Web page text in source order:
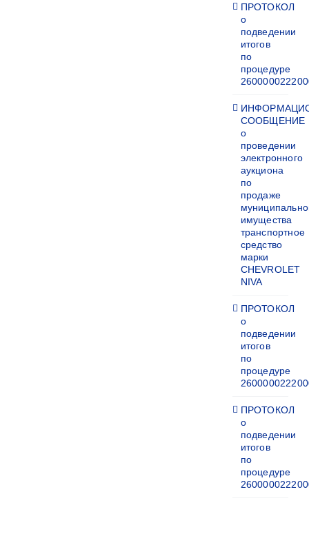
ПРОТОКОЛ
о
подведении
итогов
по
процедуре
СООБЩЕНИЕ
о
проведении
электронного
аукциона
по
продаже
имущества
транспортное
средство
марки
CHEVROLET
NIVA
ПРОТОКОЛ
о
подведении
итогов
по
процедуре
ПРОТОКОЛ
о
подведении
итогов
по
процедуре